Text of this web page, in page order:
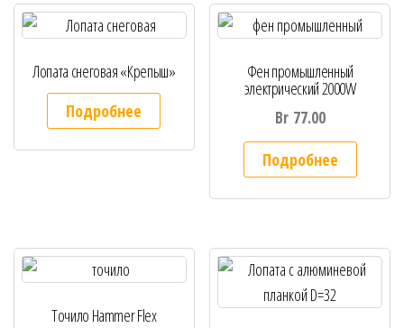
Лопата снеговая «Крепыш»
Подробнее
Фен промышленный
электрический 2000W
Br 77.00
Подробнее
Точило Hammer Flex